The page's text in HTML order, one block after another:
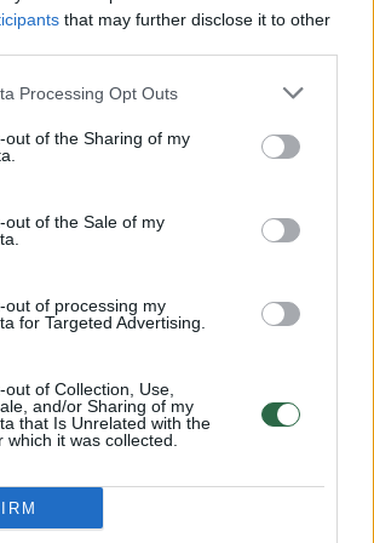
that may further disclose it to other
Processing Opt Outs
out of the Sharing of my
out of the Sale of my
out of processing my
for Targeted Advertising.
of Collection, Use,
and/or Sharing of my
that Is Unrelated with the
which it was collected.
00:00:59
Vilniaus Vakarinis aplinkkelis:
laiko bandymu įsitvirtinti
jis yra neteisus
Visi įrašai